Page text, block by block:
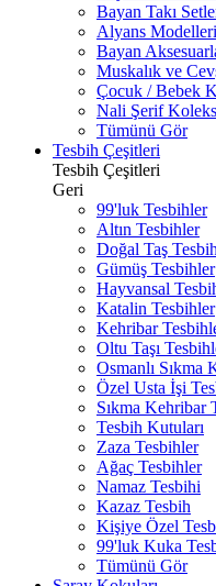
Bayan Takı
Alyans Modelleri
Bayan
Muskalık ve
Çocuk / Bebek
Nali Şerif
Tümünü Gör
Tesbih Çeşitleri
Tesbih Çeşitleri
Geri
99'luk Tesbihler
Altın Tesbihler
Doğal Taş
Gümüş Tesbihler
Hayvansal
Katalin Tesbihler
Kehribar
Oltu Taşı
Osmanlı Sıkma
Özel Usta İşi
Sıkma Kehribar
Tesbih Kutuları
Zaza Tesbihler
Ağaç Tesbihler
Namaz Tesbihi
Kazaz Tesbih
Kişiye Özel
99'luk Kuka
Tümünü Gör